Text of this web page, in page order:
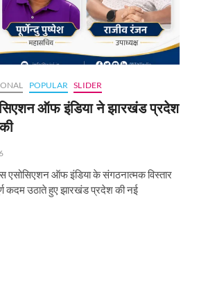
POPULAR SLIDER
ऑफ इंडिया ने झारखंड प्रदेश
एसोसिएशन ऑफ इंडिया के संगठनात्मक विस्तार
कदम उठाते हुए झारखंड प्रदेश की नई